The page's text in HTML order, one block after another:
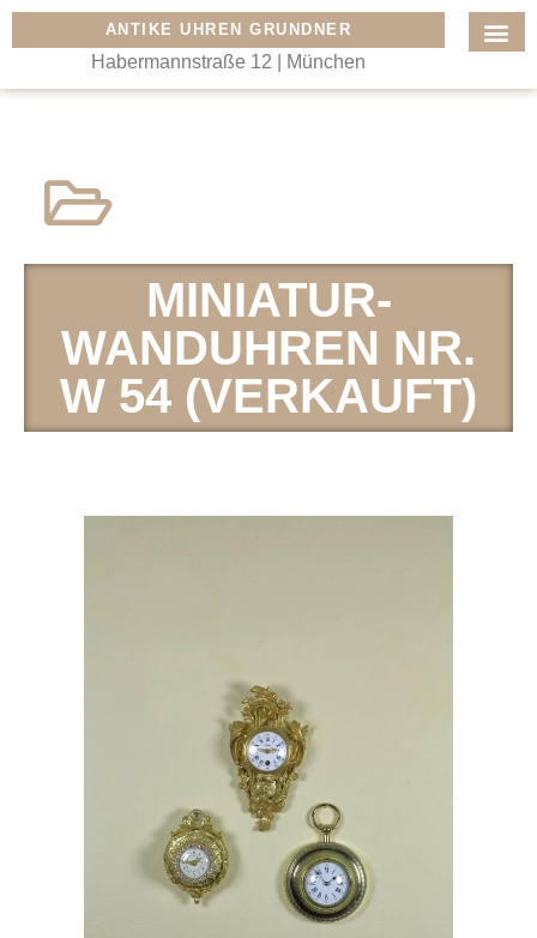
ANTIKE UHREN GRUNDNER
Habermannstraße 12 | München
MINIATUR-
WANDUHREN NR.
W 54 (VERKAUFT)